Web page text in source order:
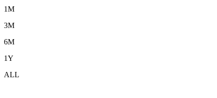
1M
3M
6M
1Y
ALL